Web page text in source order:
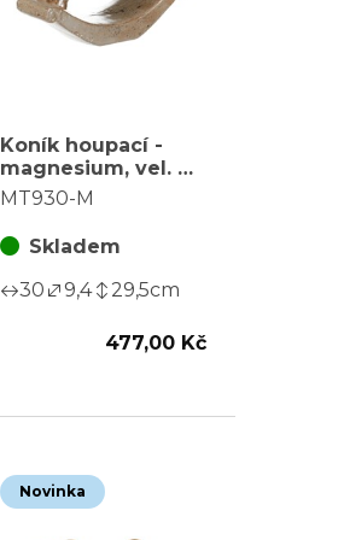
Koník houpací -
magnesium, vel. M,
hnědý s
MT930-M
Skladem
30
9,4 29,5cm
477,00 Kč
Novinka